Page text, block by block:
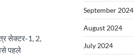
सेक्टर-1, 2,
पहले
September 2024
August 2024
July 2024